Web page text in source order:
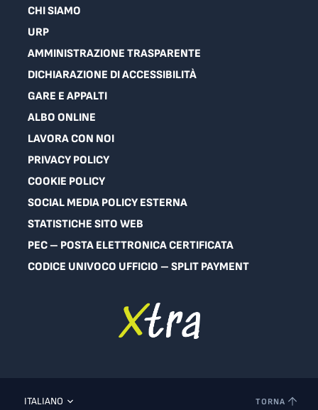
CHI SIAMO
URP
AMMINISTRAZIONE TRASPARENTE
DICHIARAZIONE DI ACCESSIBILITÀ
GARE E APPALTI
ALBO ONLINE
LAVORA CON NOI
PRIVACY POLICY
COOKIE POLICY
SOCIAL MEDIA POLICY ESTERNA
STATISTICHE SITO WEB
PEC – POSTA ELETTRONICA CERTIFICATA
CODICE UNIVOCO UFFICIO – SPLIT PAYMENT
ITALIANO TORNA